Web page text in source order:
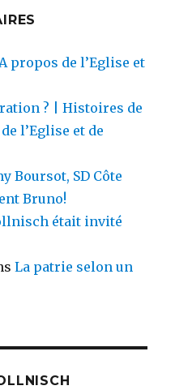
propos de l’Eglise et
? | Histoires de
l’Eglise et de
Boursot, SD Côte
Bruno!
était invité
La patrie selon un